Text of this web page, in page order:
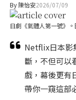
By 陳怡安2026/07/09
日劇《氣體人第一號》
Netflix日本影
斷，不但可以
戲，幕後更有
帶你一窺這部